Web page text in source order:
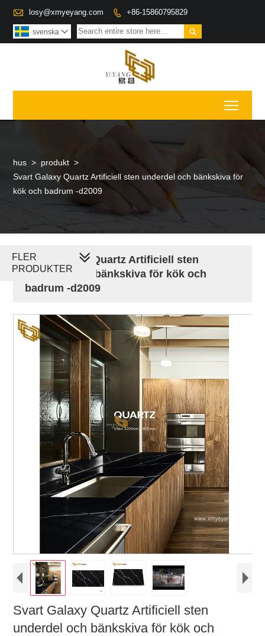
 losy@xmyeyang.com  +86-15860795829

svenska 
hus > produkt >
Svart Galaxy Quartz Artificiell sten underdel och bänkskiva för
kök och badrum -d2009
Svart Galaxy Quartz Artificiell sten
underdel och bänkskiva för kök och
badrum -d2009
Svart Galaxy Quartz Artificiell sten
underdel och bänkskiva för kök och
FLER
PRODUKTER